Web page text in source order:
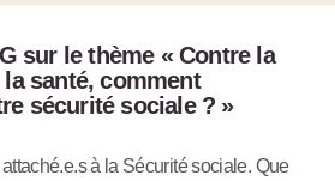
sur le thème « Contre la
santé, comment
sécurité sociale ? »
à la Sécurité sociale. Que